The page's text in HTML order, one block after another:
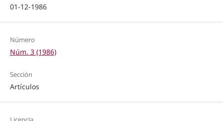
01-12-1986
Número
Núm. 3 (1986)
Sección
Artículos